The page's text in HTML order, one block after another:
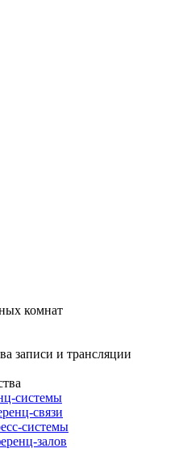
комнат
записи и трансляции
системы
связи
системы
залов